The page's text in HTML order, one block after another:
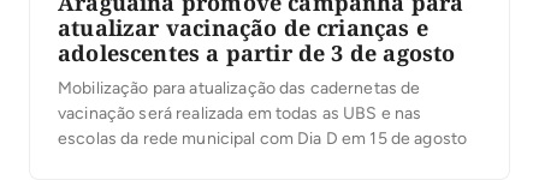
atualizar vacinação de crianças e
adolescentes a partir de 3 de agosto
Mobilização para atualização das cadernetas de
vacinação será realizada em todas as UBS e nas
escolas da rede municipal com Dia D em 15 de agosto